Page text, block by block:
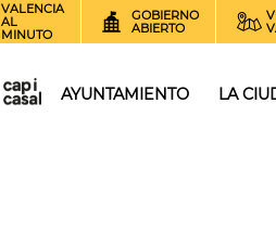
VALENCIA
AL
MINUTO
GOBIERNO
ABIERTO
AYUNTAMIENTO LA